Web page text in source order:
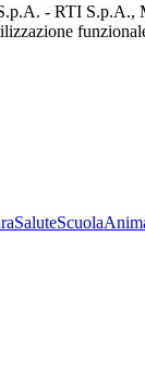
- RTI S.p.A.,
SaluteScuola